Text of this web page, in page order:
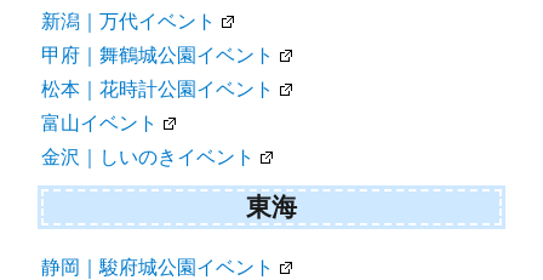
新潟｜万代イベント
甲府｜舞鶴城公園イベント
松本｜花時計公園イベント
富山イベント
金沢｜しいのきイベント
東海
静岡｜駿府城公園イベント